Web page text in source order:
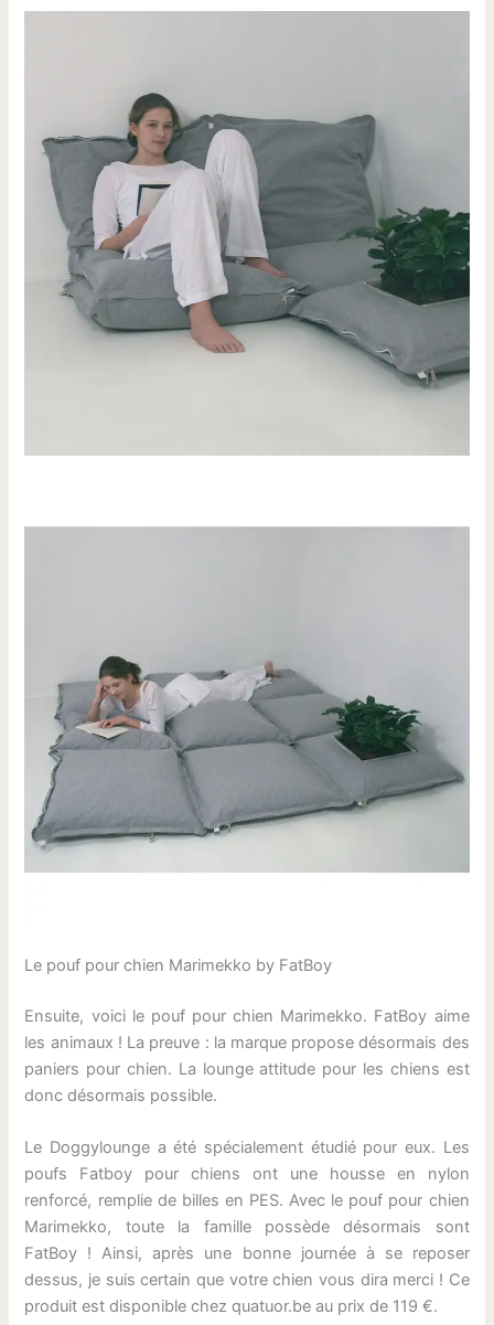
Le pouf pour chien Marimekko by FatBoy
Ensuite, voici le pouf pour chien Marimekko. FatBoy aime
les animaux ! La preuve : la marque propose désormais des
paniers pour chien. La lounge attitude pour les chiens est
donc désormais possible.
Le Doggylounge a été spécialement étudié pour eux. Les
poufs Fatboy pour chiens ont une housse en nylon
renforcé, remplie de billes en PES. Avec le pouf pour chien
Marimekko, toute la famille possède désormais sont
FatBoy ! Ainsi, après une bonne journée à se reposer
dessus, je suis certain que votre chien vous dira merci ! Ce
produit est disponible chez quatuor.be au prix de 119 €.